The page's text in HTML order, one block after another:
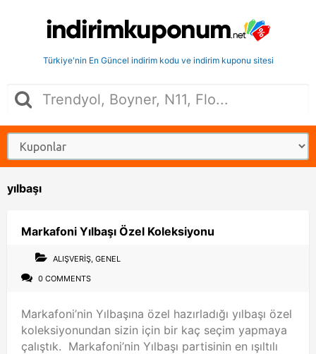
Türkiye'nin En Güncel indirim kodu ve indirim kuponu sitesi
yılbaşı
Markafoni Yılbaşı Özel Koleksiyonu
ALIŞVERIŞ, GENEL
0 COMMENTS
Markafoni’nin Yılbaşına özel hazırladığı yılbaşı özel
koleksiyonundan sizin için bir kaç seçim yapmaya
çalıştık. Markafoni’nin Yılbaşı partisinin en ışıltılı